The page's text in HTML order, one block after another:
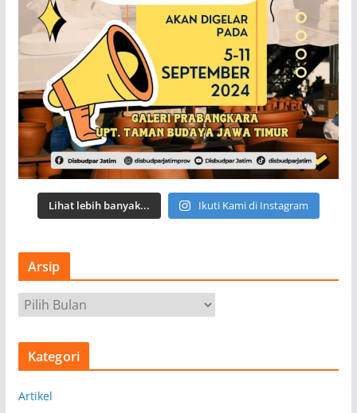
Lihat lebih banyak... Ikuti Kami di Instagram
Arsip
r
s
Kategori
Artikel